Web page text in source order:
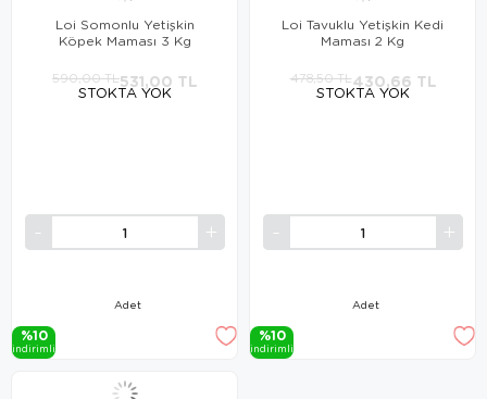
STOKTA YOK
Loi Somonlu Yetişkin
Köpek Maması 3 Kg
Adet
531,00 TL
590,00 TL
%10
i̇ndi̇ri̇mli̇
STOKTA YOK
Loi Tavuklu Yetişkin Kedi
Maması 2 Kg
Adet
430,66 TL
478,50 TL
%10
i̇ndi̇ri̇mli̇